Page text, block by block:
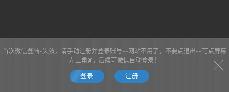
首次微信登陆-失效，请手动注册并登录账号--网站不用了，不要点退出--可点屏幕
左上角✘，后续可微信自动登录！
登录 注册